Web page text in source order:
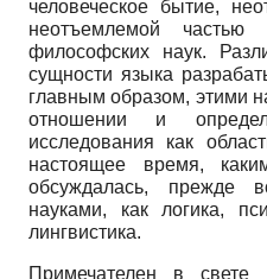
человеческое бытие,
неотъемлемой
философских наук.
сущности языка
главным образом, этими
отношении и
исследования как
настоящее время,
обсуждалась, прежде
науками, как логика,
лингвистика.
Примечателен в свете